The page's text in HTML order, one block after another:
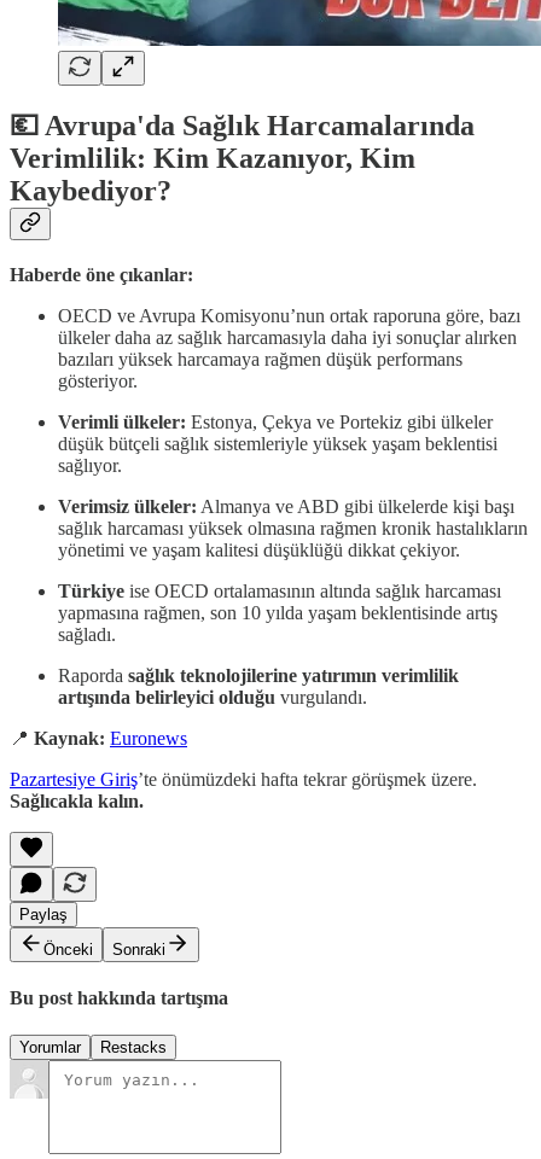
💶 Avrupa'da Sağlık Harcamalarında
Verimlilik: Kim Kazanıyor, Kim
Kaybediyor?
Haberde öne çıkanlar:
OECD ve Avrupa Komisyonu’nun ortak raporuna göre, bazı
ülkeler daha az sağlık harcamasıyla daha iyi sonuçlar alırken
bazıları yüksek harcamaya rağmen düşük performans
gösteriyor.
Verimli ülkeler: Estonya, Çekya ve Portekiz gibi ülkeler
düşük bütçeli sağlık sistemleriyle yüksek yaşam beklentisi
sağlıyor.
Verimsiz ülkeler: Almanya ve ABD gibi ülkelerde kişi başı
sağlık harcaması yüksek olmasına rağmen kronik hastalıkların
yönetimi ve yaşam kalitesi düşüklüğü dikkat çekiyor.
Türkiye ise OECD ortalamasının altında sağlık harcaması
yapmasına rağmen, son 10 yılda yaşam beklentisinde artış
sağladı.
Raporda sağlık teknolojilerine yatırımın verimlilik
artışında belirleyici olduğu vurgulandı.
📍 Kaynak: Euronews
Pazartesiye Giriş’te önümüzdeki hafta tekrar görüşmek üzere.
Sağlıcakla kalın.
Paylaş
Önceki
Sonraki
Bu post hakkında tartışma
Yorumlar Restacks